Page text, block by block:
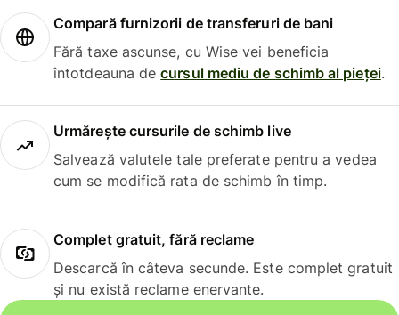
Compară furnizorii de transferuri de bani
Fără taxe ascunse, cu Wise vei beneficia
întotdeauna decursul mediu de schimb al pieței.
Urmărește cursurile de schimb live
Salvează valutele tale preferate pentru a vedea
cum se modifică rata de schimb în timp.
Complet gratuit, fără reclame
Descarcă în câteva secunde. Este complet gratuit
și nu există reclame enervante.